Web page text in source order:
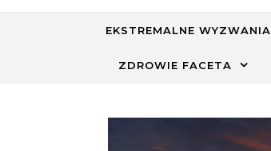
EKSTREMALNE WYZWANIA
ZDROWIE FACETA